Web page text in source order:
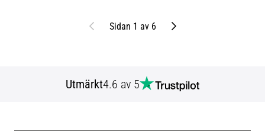
Föregående
Sidan 1 av 6 Nästa
Utmärkt4.6 av 5